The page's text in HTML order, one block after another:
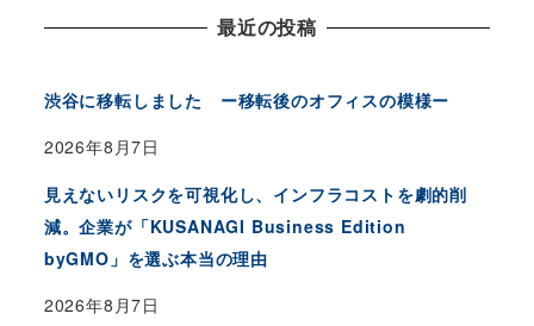
最近の投稿
渋谷に移転しました ー移転後のオフィスの模様ー
2026年8月7日
見えないリスクを可視化し、インフラコストを劇的削
減。企業が「KUSANAGI Business Edition
byGMO」を選ぶ本当の理由
2026年8月7日